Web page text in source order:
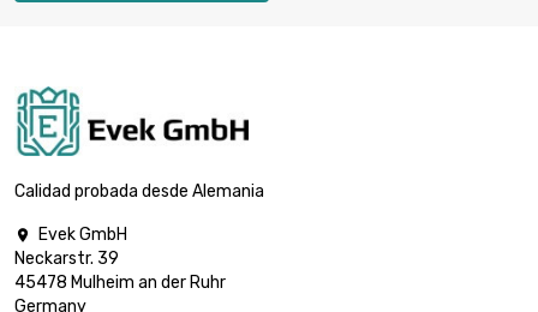
largo : 1 Meter
diámetro : 0.06mm
Calidad probada desde Alemania

Evek GmbH
Neckarstr. 39
45478 Mulheim an der Ruhr
Germany